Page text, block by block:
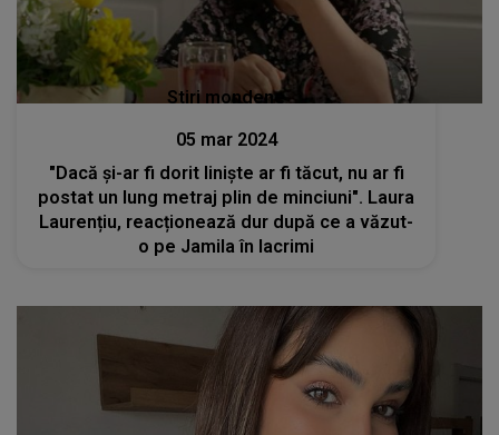
Stiri mondene
05 mar 2024
"Dacă și-ar fi dorit liniște ar fi tăcut, nu ar fi
postat un lung metraj plin de minciuni". Laura
Laurențiu, reacționează dur după ce a văzut-
o pe Jamila în lacrimi